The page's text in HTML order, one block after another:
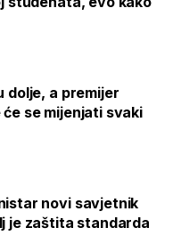
dolje, a premijer
se mijenjati svaki
novi savjetnik
je zaštita standarda